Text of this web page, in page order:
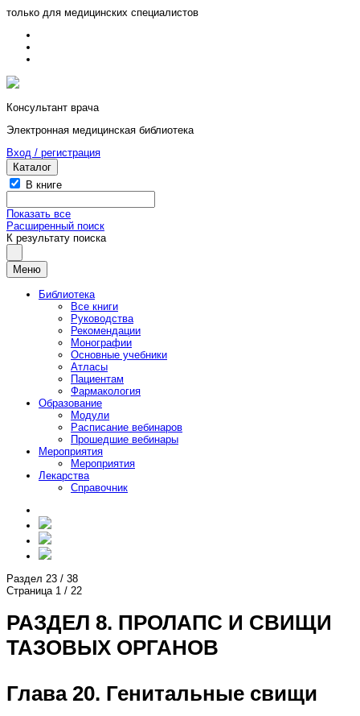
только для медицинских специалистов
Консультант врача
Электронная медицинская библиотека
Вход / регистрация
Каталог
В книге
Показать все
Расширенный поиск
К результату поиска
Меню
Библиотека
Все книги
Руководства
Рекомендации
Монографии
Основные учебники
Атласы
Пациентам
Фармакология
Образование
Модули
Расписание вебинаров
Прошедшие вебинары
Мероприятия
Мероприятия
Лекарства
Справочник
Раздел 23 / 38
Страница 1 / 22
РАЗДЕЛ 8. ПРОЛАПС И СВИЩИ
ТАЗОВЫХ ОРГАНОВ
Глава 20. Генитальные свищи